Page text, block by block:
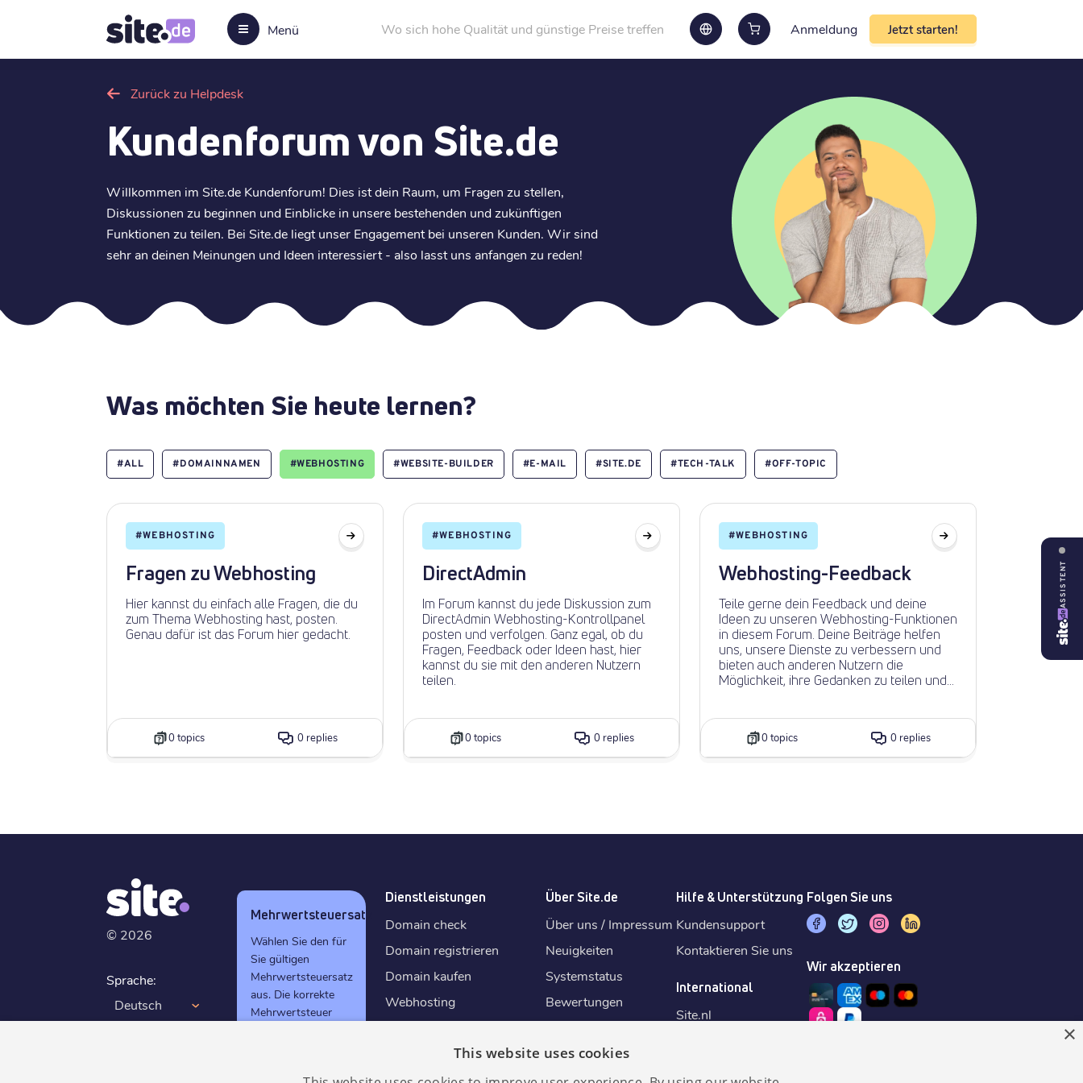
Menü Wo sich hohe Qualität und günstige Preise treffen Anmeldung Jetzt starten!
Zurück zu Helpdesk
Kundenforum von Site.de
Willkommen im Site.de Kundenforum! Dies ist dein Raum, um Fragen zu stellen,
Diskussionen zu beginnen und Einblicke in unsere bestehenden und zukünftigen
Funktionen zu teilen. Bei Site.de liegt unser Engagement bei unseren Kunden. Wir sind
sehr an deinen Meinungen und Ideen interessiert - also lasst uns anfangen zu reden!
Was möchten Sie heute lernen?
#ALL #DOMAINNAMEN #WEBHOSTING #WEBSITE-BUILDER #E-MAIL #SITE.DE #TECH-TALK #OFF-TOPIC
#WEBHOSTING
Fragen zu Webhosting
Hier kannst du einfach alle Fragen, die du
zum Thema Webhosting hast, posten.
Genau dafür ist das Forum hier gedacht.
0 topics 0 replies
#WEBHOSTING
DirectAdmin
Im Forum kannst du jede Diskussion zum
DirectAdmin Webhosting-Kontrollpanel
posten und verfolgen. Ganz egal, ob du
Fragen, Feedback oder Ideen hast, hier
kannst du sie mit den anderen Nutzern
teilen.
0 topics 0 replies
#WEBHOSTING
Webhosting-Feedback
Teile gerne dein Feedback und deine
Ideen zu unseren Webhosting-Funktionen
in diesem Forum. Deine Beiträge helfen
uns, unsere Dienste zu verbessern und
bieten auch anderen Nutzern die
Möglichkeit, ihre Gedanken zu teilen und
0 topics 0 replies
© 2026
Sprache:
Deutsch
Mehrwertsteuersatz
Wählen Sie den für
Sie gültigen
Mehrwertsteuersatz
aus. Die korrekte
Mehrwertsteuer
Dienstleistungen
Domain check
Domain registrieren
Domain kaufen
Webhosting
SSL-Zertifikat
KI Website-Baukasten✨
Über Site.de
Über uns / Impressum
Neuigkeiten
Systemstatus
Bewertungen
Konditionen
Fair-Use-Politik
Hilfe & Unterstützung
Kundensupport
Kontaktieren Sie uns
International
Site.nl
Folgen Sie uns
Wir akzeptieren
ASSISTENT
×
This website uses cookies